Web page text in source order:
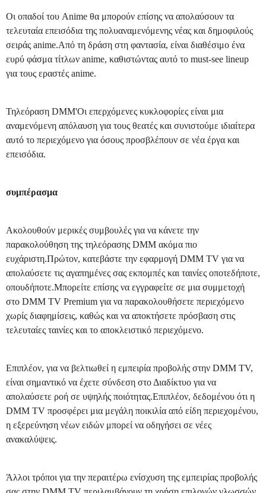
Οι οπαδοί του Anime θα μπορούν επίσης να απολαύσουν τα
τελευταία επεισόδια της πολυαναμενόμενης νέας και δημοφιλούς
σειράς anime.Από τη δράση στη φαντασία, είναι διαθέσιμο ένα
ευρύ φάσμα τίτλων anime, καθιστώντας αυτό το must-see lineup
για τους εραστές anime.
Τηλεόραση DMM'Οι επερχόμενες κυκλοφορίες είναι μια
αναμενόμενη απόλαυση για τους θεατές και συνιστούμε ιδιαίτερα
αυτό το περιεχόμενο για όσους προσβλέπουν σε νέα έργα και
επεισόδια.
συμπέρασμα
Ακολουθούν μερικές συμβουλές για να κάνετε την
παρακολούθηση της τηλεόρασης DMM ακόμα πιο
ευχάριστη.Πρώτον, κατεβάστε την εφαρμογή DMM TV για να
απολαύσετε τις αγαπημένες σας εκπομπές και ταινίες οποτεδήποτε,
οπουδήποτε.Μπορείτε επίσης να εγγραφείτε σε μια συμμετοχή
στο DMM TV Premium για να παρακολουθήσετε περιεχόμενο
χωρίς διαφημίσεις, καθώς και να αποκτήσετε πρόσβαση στις
τελευταίες ταινίες και το αποκλειστικό περιεχόμενο.
Επιπλέον, για να βελτιωθεί η εμπειρία προβολής στην DMM TV,
είναι σημαντικό να έχετε σύνδεση στο Διαδίκτυο για να
απολαύσετε ροή σε υψηλής ποιότητας.Επιπλέον, δεδομένου ότι η
DMM TV προσφέρει μια μεγάλη ποικιλία από είδη περιεχομένου,
η εξερεύνηση νέων ειδών μπορεί να οδηγήσει σε νέες
ανακαλύψεις.
Άλλοι τρόποι για την περαιτέρω ενίσχυση της εμπειρίας προβολής